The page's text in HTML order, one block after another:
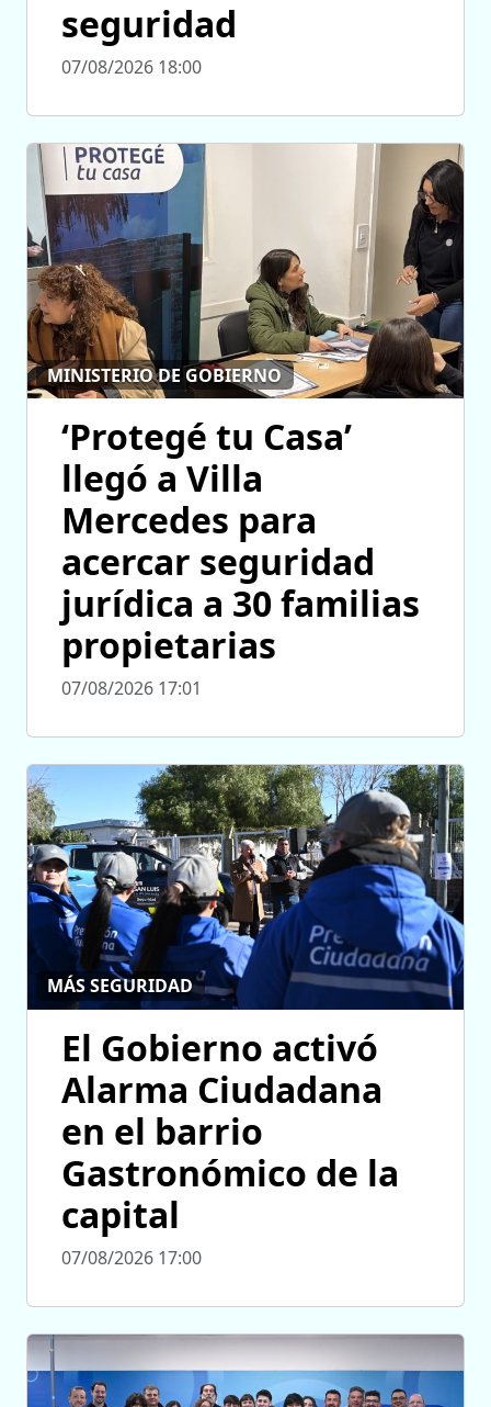
seguridad
07/08/2026 18:00
MINISTERIO DE GOBIERNO
‘Protegé tu Casa’
llegó a Villa
Mercedes para
acercar seguridad
jurídica a 30 familias
propietarias
07/08/2026 17:01
MÁS SEGURIDAD
El Gobierno activó
Alarma Ciudadana
en el barrio
Gastronómico de la
capital
07/08/2026 17:00